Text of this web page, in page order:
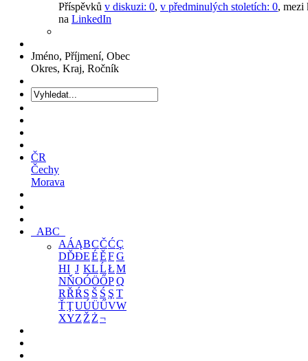
Příspěvků v diskuzi: 0, v předminulých stoletích: 0, mezi
na LinkedIn
Jméno, Příjmení, Obec
Okres, Kraj, Ročník
ČR
Čechy
Morava
ABC
AÁĄBCČĆÇ
DĎĐEÉĚFG
HI J KLĹŁM
NŇOÓÖŐPQ
RŘŔ S Š Ś Ş T
ŤŢUÚÜŰVW
XYZ Ž Ż¬